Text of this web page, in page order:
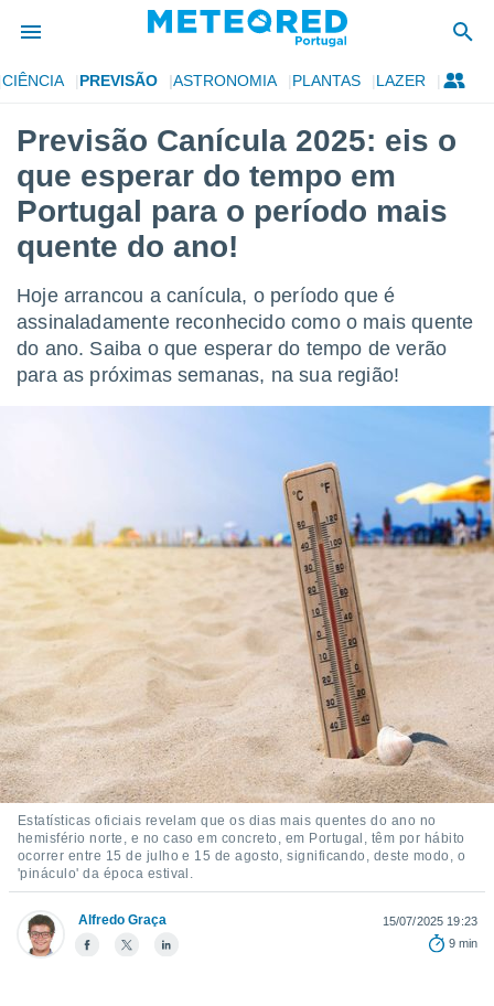
da
foi
para
as
fornecidas
a este
das
e
ou
permite-
a nossa
ao
a
todos os
ou
o
no
como
CONFIGURAÇÕES
CIÊNCIA PREVISÃO ASTRONOMIA PLANTAS LAZER
Previsão Canícula 2025: eis o
que esperar do tempo em
Portugal para o período mais
quente do ano!
Hoje arrancou a canícula, o período que é
assinaladamente reconhecido como o mais quente
do ano. Saiba o que esperar do tempo de verão
para as próximas semanas, na sua região!
Estatísticas oficiais revelam que os dias mais quentes do ano no
hemisfério norte, e no caso em concreto, em Portugal, têm por hábito
ocorrer entre 15 de julho e 15 de agosto, significando, deste modo, o
'pináculo' da época estival.
Alfredo Graça
15/07/2025 19:23
9 min